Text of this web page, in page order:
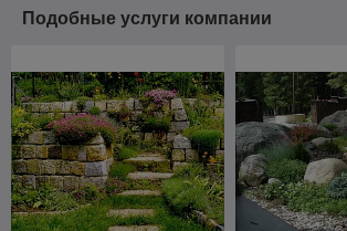
Подобные услуги компании